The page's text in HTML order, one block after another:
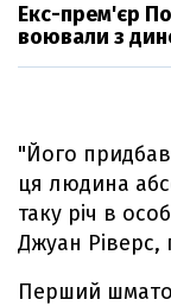
Екс-прем'єр
воювали з
"Його
ця людина
таку річ в
Джуан Ріверс,
Перший